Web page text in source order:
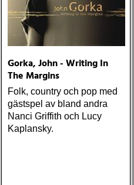
Gorka, John - Writing In
The Margins
Folk, country och pop med
gästspel av bland andra
Nanci Griffith och Lucy
Kaplansky.